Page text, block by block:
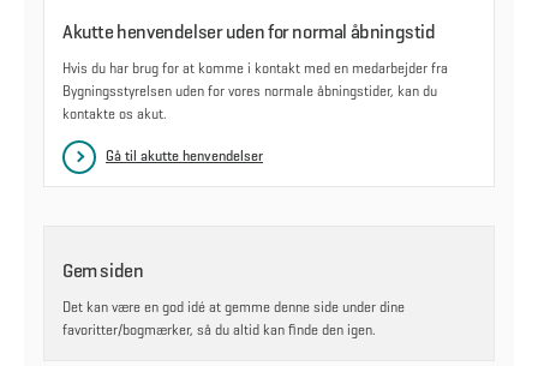
Akutte henvendelser uden for normal åbningstid
Hvis du har brug for at komme i kontakt med en medarbejder fra
Bygningsstyrelsen uden for vores normale åbningstider, kan du
kontakte os akut.
Gå til akutte henvendelser
Gem siden
Det kan være en god idé at gemme denne side under dine
favoritter/bogmærker, så du altid kan finde den igen.